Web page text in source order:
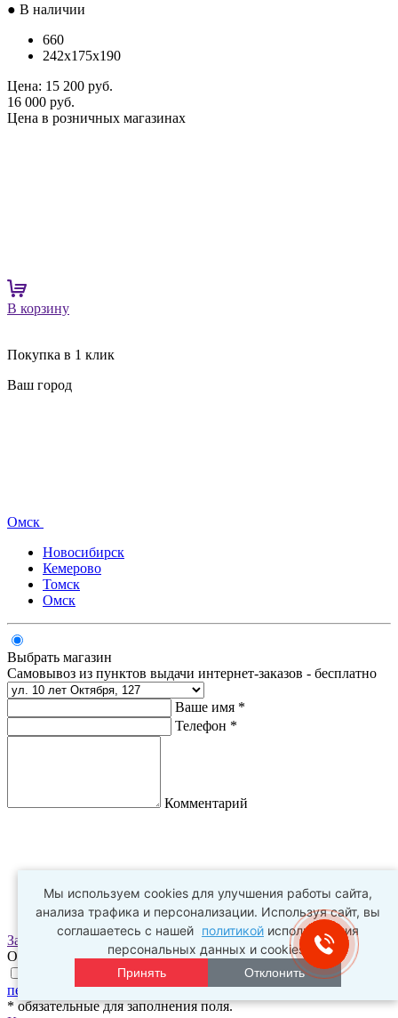
● В наличии
660
242x175x190
Цена: 15 200 руб.
16 000 руб.
Цена в розничных магазинах
В корзину
Покупка в 1 клик
Ваш город
Омск
Новосибирск
Кемерово
Томск
Омск
Выбрать магазин
Самовывоз из пунктов выдачи интернет-заказов - бесплатно
Ваше имя *
Телефон *
Комментарий
Заказать
Оплата заказа происходит в пункте выдачи
Нажимая на галочку, я соглашаюсь сусловиями обработки
персональных данныхиполитикой конфиденциальности
* обязательные для заполнения поля.
Мы используем cookies для улучшения работы сайта,
анализа трафика и персонализации. Используя сайт, вы
соглашаетесь с нашей политикой использования
персональных данных и cookies.
Принять Отклонить